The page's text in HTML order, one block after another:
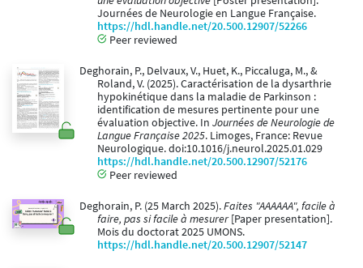
Journées de Neurologie en Langue Française.
https://hdl.handle.net/20.500.12907/52266
Peer reviewed
Deghorain, P., Delvaux, V., Huet, K., Piccaluga, M., &
Roland, V. (2025). Caractérisation de la dysarthrie
hypokinétique dans la maladie de Parkinson :
identification de mesures pertinente pour une
évaluation objective. In Journées de Neurologie de
Langue Française 2025. Limoges, France: Revue
Neurologique. doi:10.1016/j.neurol.2025.01.029
https://hdl.handle.net/20.500.12907/52176
Peer reviewed
Deghorain, P. (25 March 2025).Faites "AAAAAA", facile à
faire, pas si facile à mesurer[Paper presentation].
Mois du doctorat 2025 UMONS.
https://hdl.handle.net/20.500.12907/52147